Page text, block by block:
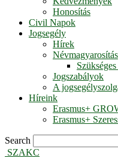
Honosítás
Civil Napok
Jogsegély
Hírek
Névmagyarosítás
Jogszabályok
A
Híreink
Erasmus+
Erasmus+
Search
SZAKC